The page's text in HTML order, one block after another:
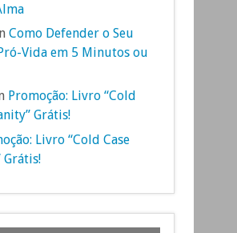
Como Defender o Seu
Vida em 5 Minutos ou
Promoção: Livro “Cold
Grátis!
Livro “Cold Case